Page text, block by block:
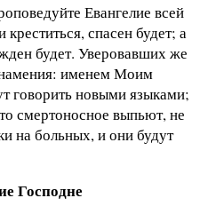
Евангелие всей
креститься, спасен будет; а
будет. Уверовавших же
именем Моим
говорить новыми языками;
смертоносное выпьют, не
на больных, и они будут
Господне